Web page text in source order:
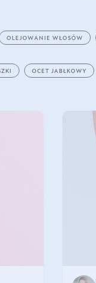
OLEJOWANIE WŁOSÓW
OCET JABŁKOWY